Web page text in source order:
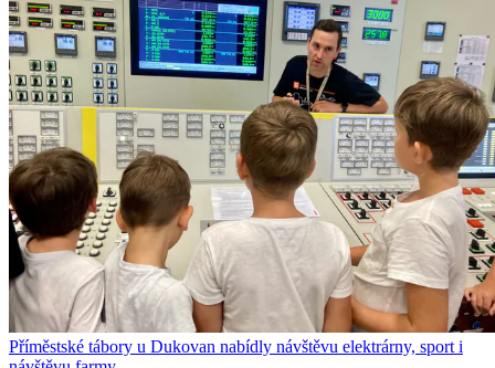
Příměstské tábory u Dukovan nabídly návštěvu elektrárny, sport i